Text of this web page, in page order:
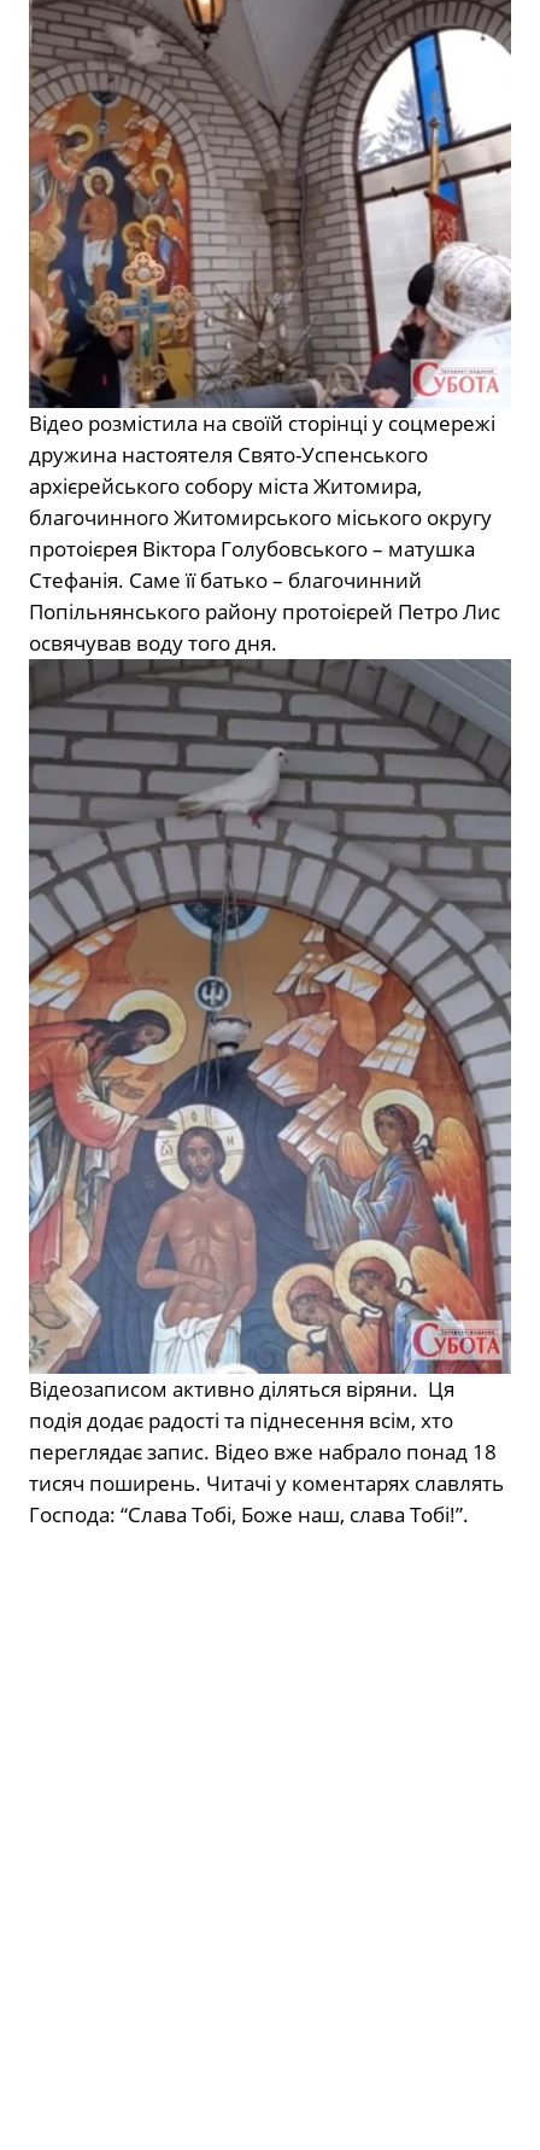
Відео розмістила на своїй сторінці у соцмережі
дружина настоятеля Свято-Успенського
архієрейського собору міста Житомира,
благочинного Житомирського міського округу
протоієрея Віктора Голубовського – матушка
Стефанія. Саме її батько – благочинний
Попільнянського району протоієрей Петро Лис
освячував воду того дня.
Відеозаписом активно діляться віряни. Ця
подія додає радості та піднесення всім, хто
переглядає запис. Відео вже набрало понад 18
тисяч поширень. Читачі у коментарях славлять
Господа: “Слава Тобі, Боже наш, слава Тобі!”.